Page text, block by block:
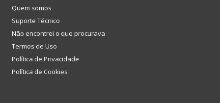
Quem somos
Suporte Técnico
Não encontrei o que procurava
Termos de Uso
Política de Privacidade
Política de Cookies